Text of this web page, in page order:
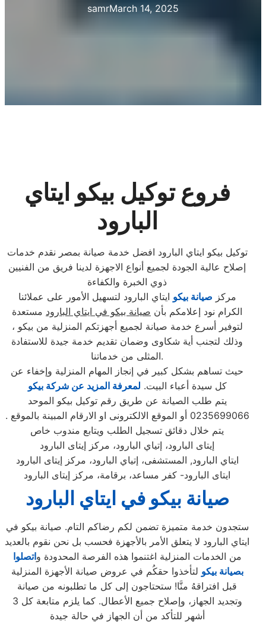
samrMarch 14, 2025
فروع توكيل بيكو ايتاي
البارود
توكيل بيكو ايتاي البارود افضل خدمة صيانة بمصر نقدم خدمات
إصلاح عالية الجودة لجميع أنواع الاجهزة لدينا فريق من الفنيين
ذوي الخبرة والكفاءة
مركز صيانة بيكو ايتاي البارود لتسهيل الأمور على عملائنا
الكرام نود إعلامكم بأن صيانة بيكو في ايتاي البارود مستعدة
لتوفير أسرع خدمة صيانة لجميع أجهزتكم المنزلية من بيكو ،
وذلك لتجنب أية شكاوى وضمان تقديم خدمة جيدة للاستفادة
المثلى من خدماتنا.
حيث تساهم بشكل كبير في إنجاز المهام المنزلية وإخفاء عن
كل سيدة أعباء البيت. لمعرفة المزيد عن شركة بيكو
يتم طلب الصيانة عن طريق رقم توكيل بيكو الموحد
0235699066 أو الموقع الالكترونى او الارقام المبينة بالموقع .
يتم خلال دقائق تسجيل الطلب ويتابع مندوب خاص
إيتاى البارود، إتياي البارود، مركز إيتاى البارود
ايتاي البارود, المستشفى، إتياي البارود، مركز إيتاى البارود
ايتاى البارود- كفر مساعد، برقامة، مركز إيتاى البارود
صيانة بيكو في ايتاي البارود
ستجدون خدمة متميزة تضمن لكم رضاكم التام. صيانة بيكو في
ايتاي البارود لا يتعلق الأمر بالأجهزة فحسب بل نحن نقوم بالعديد
من الخدمات المنزلية اغتنموا هذه الفرصة المحدودة واتصلوا
بصيانة بيكو لتأخذوا حقكُم في عروض صيانة الأجهزة المنزلية
قبل افتراقهُ منَّا! ستحتاجون إلى كل ما تطلبونه من صيانة
وتجديد الجهاز، وإصلاح جميع الأعطال. كما يلزم متابعة كل 3
أشهر للتأكد من أن الجهاز في حالة جيدة